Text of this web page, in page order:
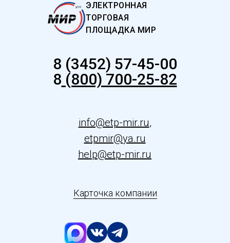
Карточка компании
ЭЛЕКТРОННАЯ
ТОРГОВАЯ
ПЛОЩАДКА МИР
8 (3452) 57-45-00
8 (800) 700-25-82
info@etp-mir.ru,
etpmir@ya.ru
help@etp-mir.ru